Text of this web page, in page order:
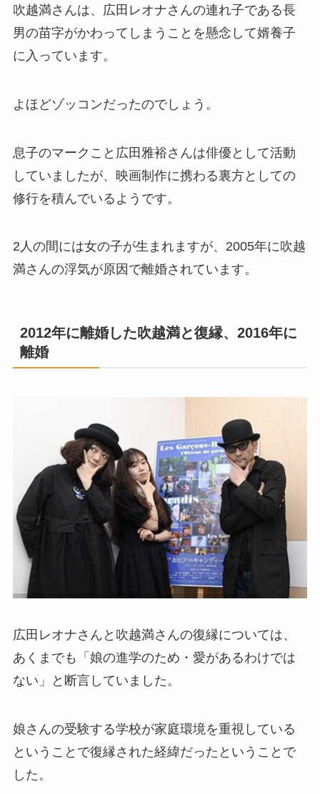
吹越満さんは、広田レオナさんの連れ子である長
男の苗字がかわってしまうことを懸念して婿養子
に入っています。
よほどゾッコンだったのでしょう。
息子のマークこと広田雅裕さんは俳優として活動
していましたが、映画制作に携わる裏方としての
修行を積んでいるようです。
2人の間には女の子が生まれますが、2005年に吹越
満さんの浮気が原因で離婚されています。
2012年に離婚した吹越満と復縁、2016年に
離婚
広田レオナさんと吹越満さんの復縁については、
あくまでも「娘の進学のため・愛があるわけでは
ない」と断言していました。
娘さんの受験する学校が家庭環境を重視している
ということで復縁された経緯だったということで
した。